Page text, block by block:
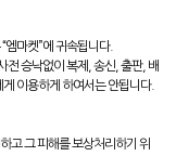
엠마켓”에 귀속됩니다.
전 승낙없이 복제, 송신, 출판, 배
이용하게 하여서는 안됩니다.
고 그 피해를 보상처리하기 위